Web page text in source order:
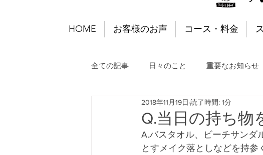
HOME お客様のお声 コース・料金
全ての記事 日々のこと 重要なお知らせ
Q.当日の持ち物
2018年11月19日 読了時間: 1分
A.バスタオル、ビーチサンダ
とすメイク落としなどを持参